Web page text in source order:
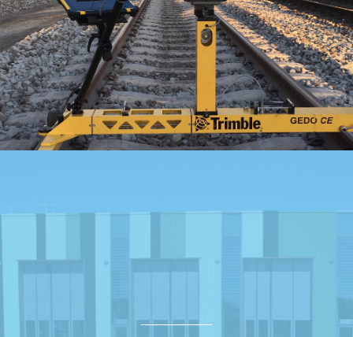
PROJECTEN
VACATURES
DUURZAAM ONDERNEMEN